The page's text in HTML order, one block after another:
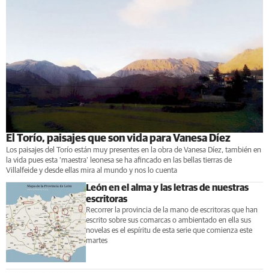
El Torío, paisajes que son vida para Vanesa Díez
Los paisajes del Torío están muy presentes en la obra de Vanesa Díez, también en
la vida pues esta ‘maestra’ leonesa se ha afincado en las bellas tierras de
Villalfeide y desde ellas mira al mundo y nos lo cuenta
León en el alma y las letras de nuestras
escritoras
Recorrer la provincia de la mano de escritoras que han
escrito sobre sus comarcas o ambientado en ella sus
novelas es el espíritu de esta serie que comienza este
martes